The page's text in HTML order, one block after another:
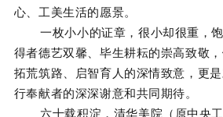
心、工美生活的愿景。
一枚小小的证章，很小却很重，
得者德艺双馨、毕生耕耘的崇高致敬
拓荒筑路、启智育人的深情致意，更
行奉献者的深深谢意和共同期待。
六十载积淀，清华美院（原中央